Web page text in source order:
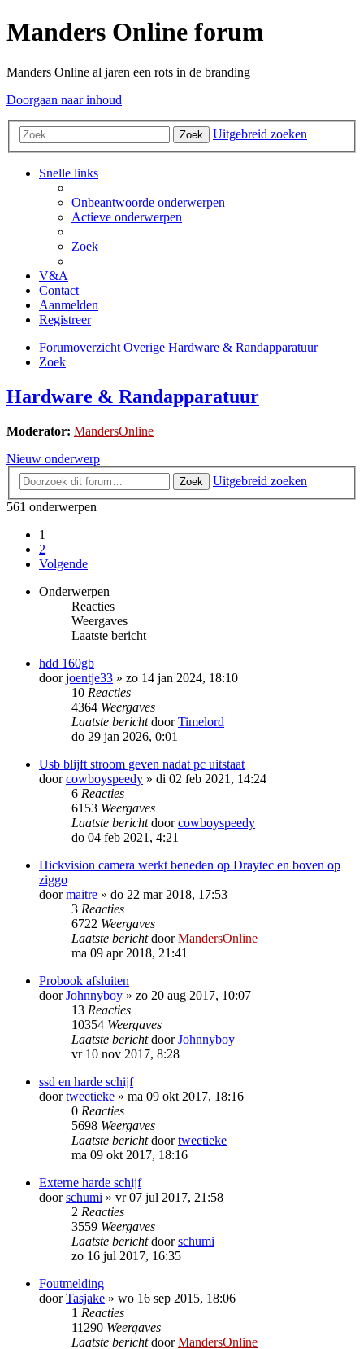
Manders Online forum
Manders Online al jaren een rots in de branding
Doorgaan naar inhoud
Zoek Uitgebreid zoeken
Snelle links
Onbeantwoorde onderwerpen
Actieve onderwerpen
Zoek
V&A
Contact
Aanmelden
Registreer
Forumoverzicht Overige Hardware & Randapparatuur
Zoek
Hardware & Randapparatuur
Moderator: MandersOnline
Nieuw onderwerp
Zoek
Uitgebreid zoeken
561 onderwerpen
1
2
Volgende
Onderwerpen
Reacties
Weergaves
Laatste bericht
hdd 160gb
doorjoentje33 » zo 14 jan 2024, 18:10
10 Reacties
4364 Weergaves
Laatste berichtdoorTimelord
do 29 jan 2026, 0:01
Usb blijft stroom geven nadat pc uitstaat
doorcowboyspeedy » di 02 feb 2021, 14:24
6 Reacties
6153 Weergaves
Laatste berichtdoorcowboyspeedy
do 04 feb 2021, 4:21
Hickvision camera werkt beneden op Draytec en boven op
ziggo
doormaitre » do 22 mar 2018, 17:53
3 Reacties
6722 Weergaves
Laatste berichtdoorMandersOnline
ma 09 apr 2018, 21:41
Probook afsluiten
doorJohnnyboy » zo 20 aug 2017, 10:07
13 Reacties
10354 Weergaves
Laatste berichtdoorJohnnyboy
vr 10 nov 2017, 8:28
ssd en harde schijf
doortweetieke » ma 09 okt 2017, 18:16
0 Reacties
5698 Weergaves
Laatste berichtdoortweetieke
ma 09 okt 2017, 18:16
Externe harde schijf
doorschumi » vr 07 jul 2017, 21:58
2 Reacties
3559 Weergaves
Laatste berichtdoorschumi
zo 16 jul 2017, 16:35
Foutmelding
doorTasjake » wo 16 sep 2015, 18:06
1 Reacties
11290 Weergaves
Laatste berichtdoorMandersOnline